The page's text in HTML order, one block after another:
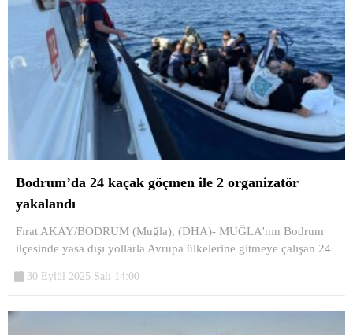
Bodrum’da 24 kaçak göçmen ile 2 organizatör
yakalandı
Fırat AKAY/BODRUM (Muğla), (DHA)- MUĞLA'nın Bodrum
ilçesinde yasa dışı yollarla Avrupa ülkelerine gitmeye çalışan 24
30 Eylül 2025 Salı 14:00